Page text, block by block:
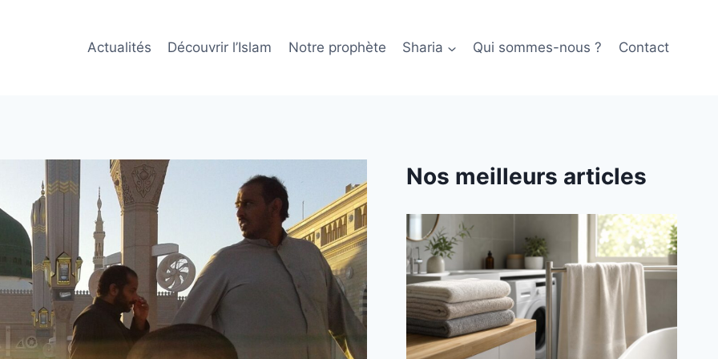
Actualités Découvrir l’Islam Notre prophète Sharia Qui sommes-nous ? Contact
Nos meilleurs articles